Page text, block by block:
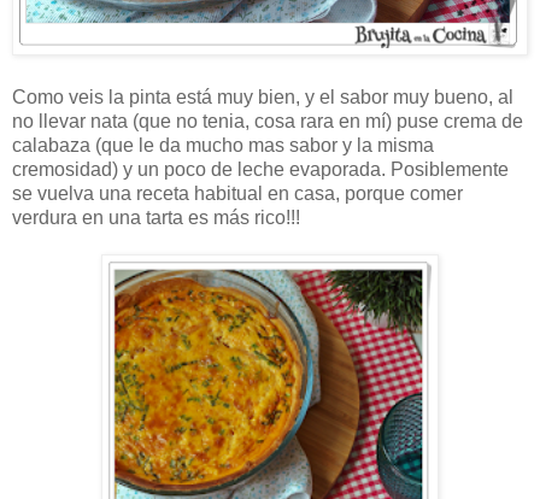
Como veis la pinta está muy bien, y el sabor muy bueno, al
no llevar nata (que no tenia, cosa rara en mí) puse crema de
calabaza (que le da mucho mas sabor y la misma
cremosidad) y un poco de leche evaporada. Posiblemente
se vuelva una receta habitual en casa, porque comer
verdura en una tarta es más rico!!!